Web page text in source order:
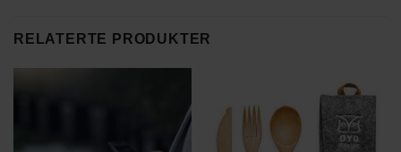
RELATERTE PRODUKTER